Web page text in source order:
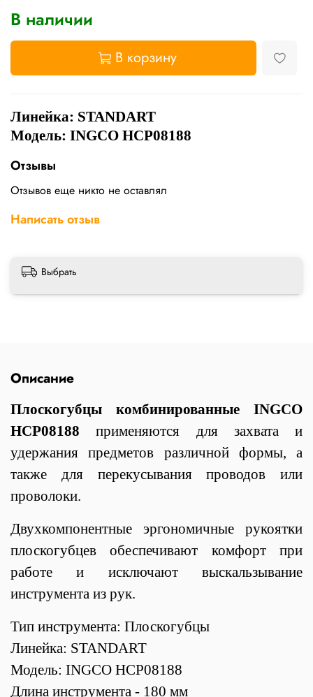
В наличии
В корзину
Линейка: STANDART
Модель: INGCO HCP08188
Отзывы
Отзывов еще никто не оставлял
Написать отзыв
Выбрать
Описание
Плоскогубцы комбинированные INGCO
HCP08188применяются для захвата и
удержания предметов различной формы, а
также для перекусывания проводов или
проволоки.
Двухкомпонентные эргономичные рукоятки
плоскогубцев обеспечивают комфорт при
работе и исключают выскальзывание
инструмента из рук.
Тип инструмента: Плоскогубцы
Линейка: STANDART
Модель: INGCO HCP08188
Длина инструмента - 180 мм